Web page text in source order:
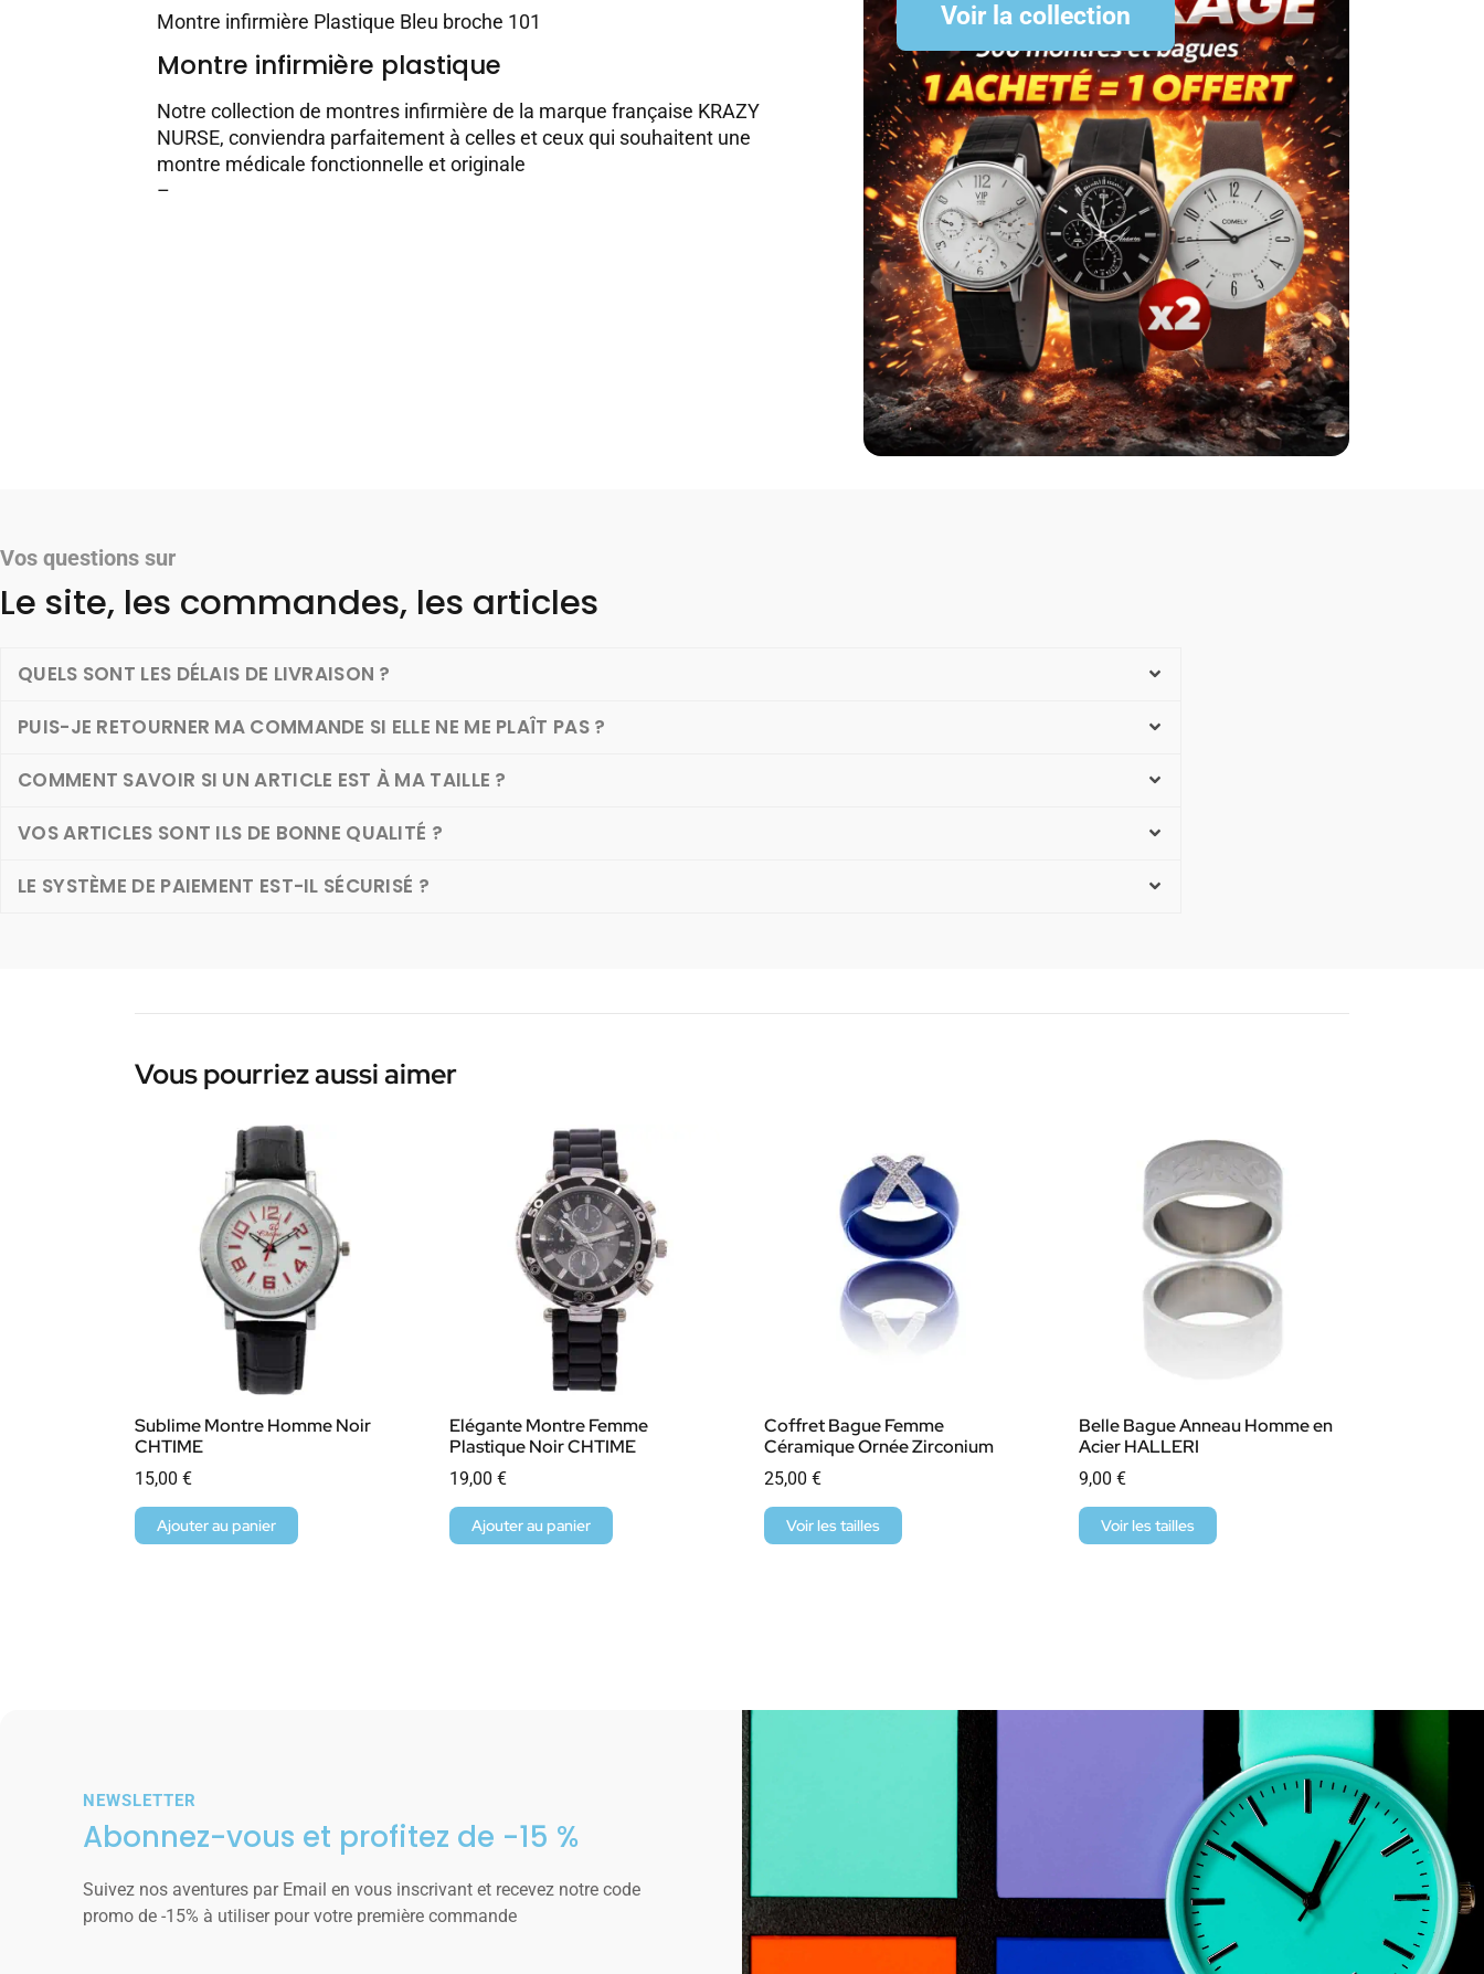
Montre infirmière Plastique Bleu broche 101
Montre infirmière plastique
Notre collection de montres infirmière de la marque française KRAZY
NURSE, conviendra parfaitement à celles et ceux qui souhaitent une
montre médicale fonctionnelle et originale
–
Voir la collection
Vos questions sur
Le site, les commandes, les articles
QUELS SONT LES DÉLAIS DE LIVRAISON ?
PUIS-JE RETOURNER MA COMMANDE SI ELLE NE ME PLAÎT PAS ?
COMMENT SAVOIR SI UN ARTICLE EST À MA TAILLE ?
VOS ARTICLES SONT ILS DE BONNE QUALITÉ ?
LE SYSTÈME DE PAIEMENT EST-IL SÉCURISÉ ?
Vous pourriez aussi aimer
Sublime Montre Homme Noir
CHTIME
15,00 €
Ajouter au panier
Elégante Montre Femme
Plastique Noir CHTIME
19,00 €
Ajouter au panier
Coffret Bague Femme
Céramique Ornée Zirconium
25,00 €
Voir les tailles
Belle Bague Anneau Homme en
Acier HALLERI
9,00 €
Voir les tailles
NEWSLETTER
Abonnez-vous et profitez de -15 %
Suivez nos aventures par Email en vous inscrivant et recevez notre code
promo de -15% à utiliser pour votre première commande